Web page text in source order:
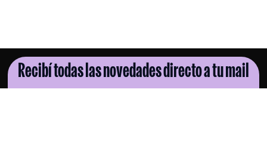
Recibí todas las novedades directo a tu mail